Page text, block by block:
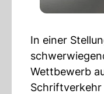
In einer
Wettbewerb
Schriftverkehr